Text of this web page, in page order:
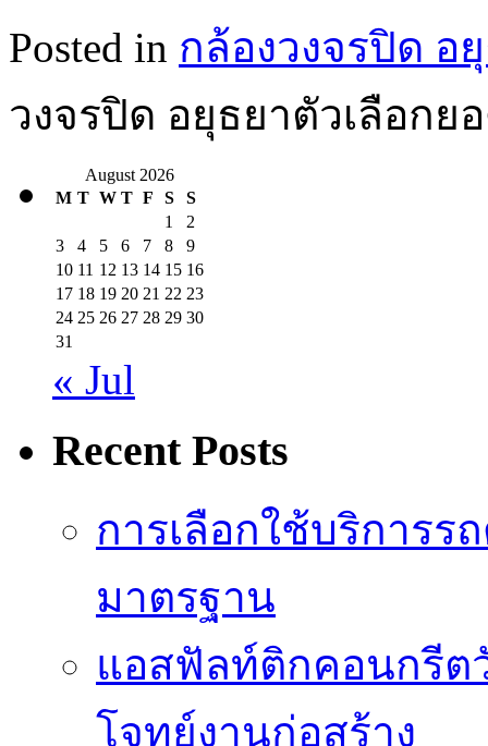
Posted in กล้องวงจรปิด อ
วงจรปิด อยุธยาตัวเลือก
August 2026
M T W T F S
S
1
2
3
4 5 6 7 8
9
10 11 12 13 14 15 16
17 18 19 20 21 22 23
24 25 26 27 28 29 30
31
« Jul
Recent Posts
การเลือกใช้บริการ
มาตรฐาน
แอสฟัลท์ติกคอนกรี
โจทย์งานก่อสร้าง